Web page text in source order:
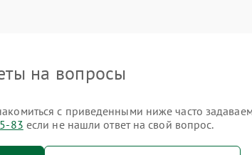
на вопросы
с приведенными ниже часто
83 если не нашли ответ на свой вопрос.